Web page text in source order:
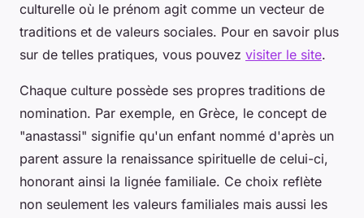
culturelle où le prénom agit comme un vecteur de
traditions et de valeurs sociales. Pour en savoir plus
sur de telles pratiques, vous pouvez visiter le site.
Chaque culture possède ses propres traditions de
nomination. Par exemple, en Grèce, le concept de
"anastassi" signifie qu'un enfant nommé d'après un
parent assure la renaissance spirituelle de celui-ci,
honorant ainsi la lignée familiale. Ce choix reflète
non seulement les valeurs familiales mais aussi les